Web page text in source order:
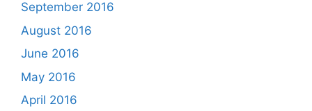
September 2016
August 2016
June 2016
May 2016
April 2016